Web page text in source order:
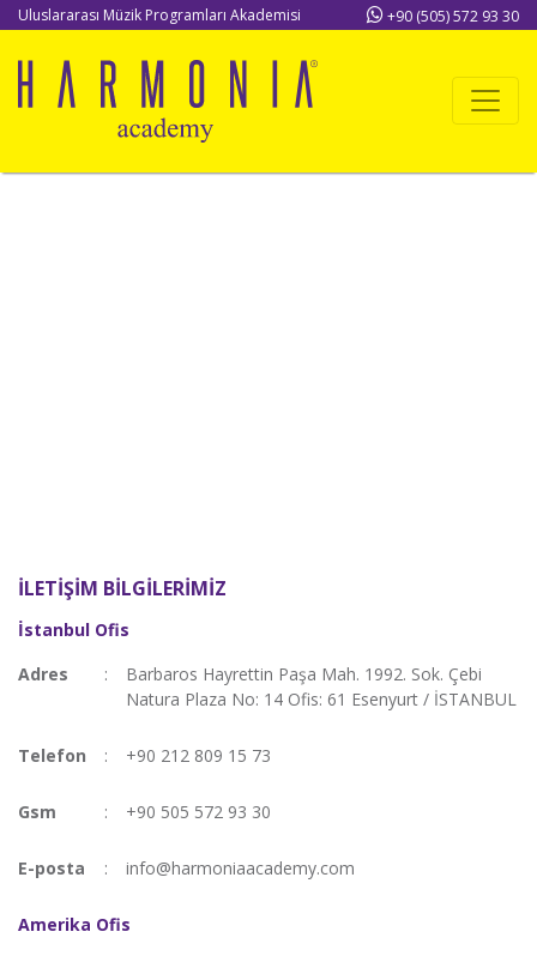
Uluslararası Müzik Programları Akademisi +90 (505) 572 93 30
İLETIŞIM BILGILERIMIZ
İstanbul Ofis
Adres
:
Barbaros Hayrettin Paşa Mah. 1992. Sok. Çebi
Natura Plaza No: 14 Ofis: 61 Esenyurt / İSTANBUL
Telefon : +90 212 809 15 73
Gsm : +90 505 572 93 30
E-posta : info@harmoniaacademy.com
Amerika Ofis